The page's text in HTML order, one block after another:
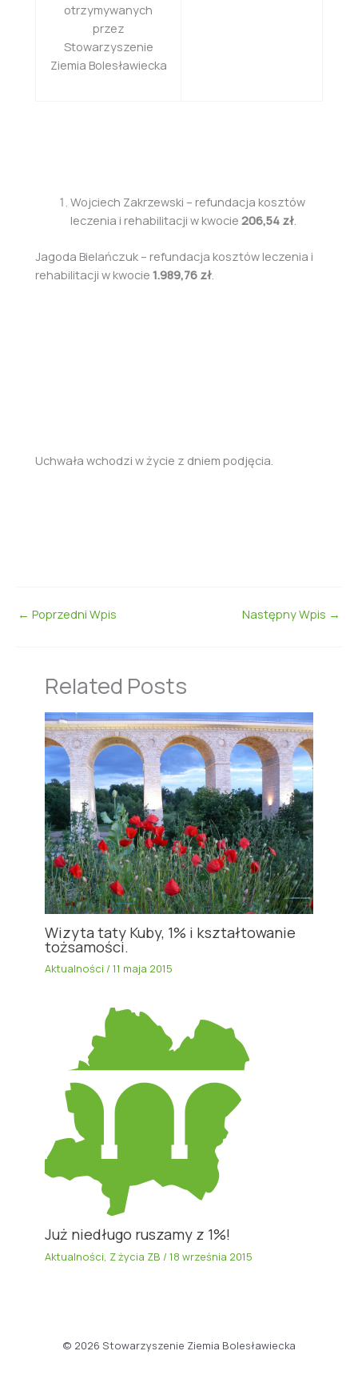
otrzymywanych
przez
Stowarzyszenie
Ziemia Bolesławiecka
Wojciech Zakrzewski – refundacja kosztów
leczenia i rehabilitacji w kwocie 206,54 zł.
Jagoda Bielańczuk – refundacja kosztów leczenia i
rehabilitacji w kwocie 1.989,76 zł.
Uchwała wchodzi w życie z dniem podjęcia.
← Poprzedni Wpis Następny Wpis →
Related Posts
Wizyta taty Kuby, 1% i kształtowanie
tożsamości.
Aktualności /11 maja 2015
Już niedługo ruszamy z 1%!
Aktualności Z życia ZB /18 września 2015
© 2026 Stowarzyszenie Ziemia Bolesławiecka